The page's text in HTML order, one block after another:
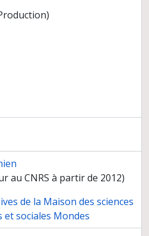
au CNRS à partir de 2012)
de la Maison des sciences
et sociales Mondes